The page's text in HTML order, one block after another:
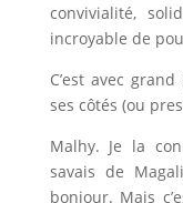
convivialité,
incroyable de
C’est avec
ses côtés (ou
Malhy. Je la
savais de
bonjour. Mais